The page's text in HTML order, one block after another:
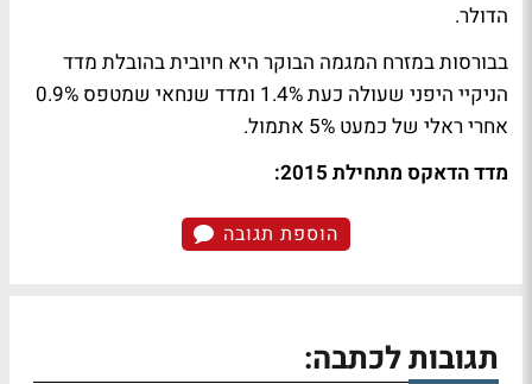
הדולר.
בבורסות במזרח המגמה הבוקר היא חיובית בהובלת מדד
הניקיי היפני שעולה כעת 1.4% ומדד שנחאי שמטפס 0.9%
אחרי ראלי של כמעט 5% אתמול.
מדד הדאקס מתחילת 2015:
הוספת תגובה
תגובות לכתבה: